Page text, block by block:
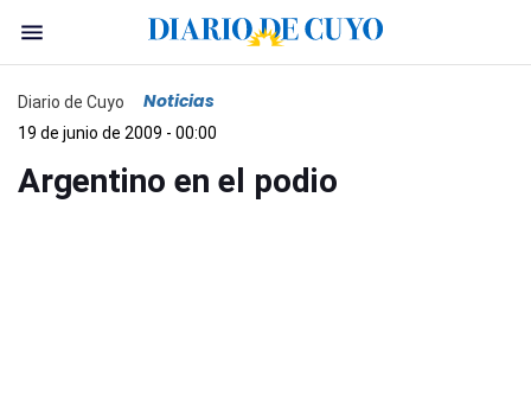
Diario de Cuyo Noticias
19 de junio de 2009 - 00:00
Argentino en el podio